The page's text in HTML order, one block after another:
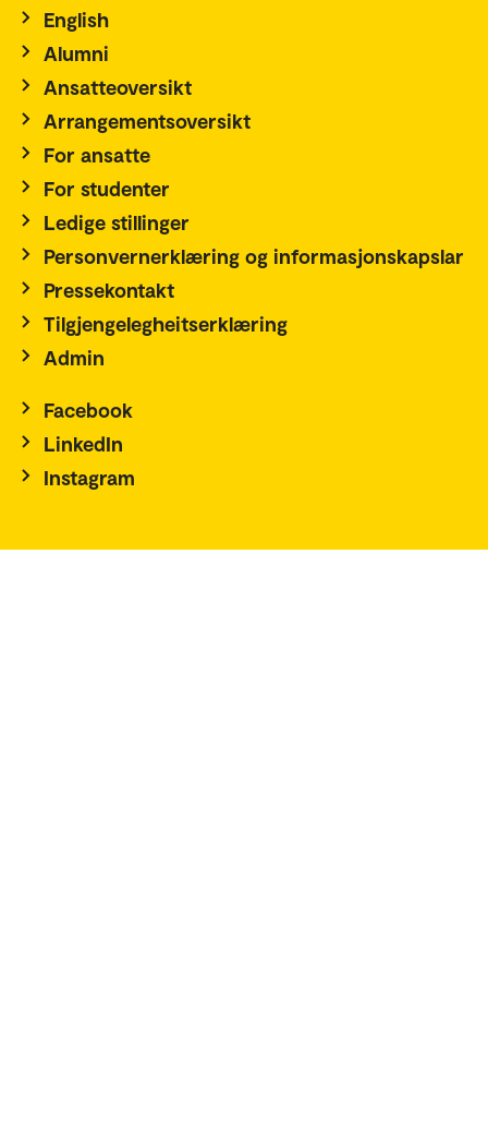
English
Alumni
Ansatteoversikt
Arrangementsoversikt
For ansatte
For studenter
Ledige stillinger
Personvernerklæring og informasjonskapslar
Pressekontakt
Tilgjengelegheitserklæring
Admin
Facebook
LinkedIn
Instagram